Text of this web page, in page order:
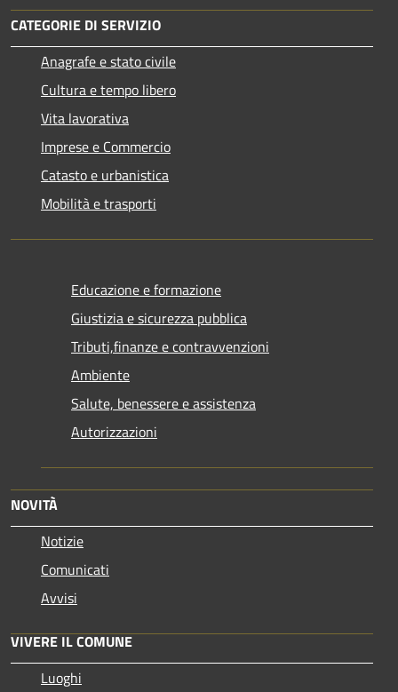
CATEGORIE DI SERVIZIO
Anagrafe e stato civile
Cultura e tempo libero
Vita lavorativa
Imprese e Commercio
Catasto e urbanistica
Mobilità e trasporti
Educazione e formazione
Giustizia e sicurezza pubblica
Tributi,finanze e contravvenzioni
Ambiente
Salute, benessere e assistenza
Autorizzazioni
NOVITÀ
Notizie
Comunicati
Avvisi
VIVERE IL COMUNE
Luoghi